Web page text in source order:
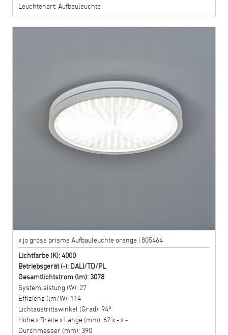
Leuchtenart: Aufbauleuchte
x.jo gross prisma Aufbauleuchte orange | 805464
Lichtfarbe (K): 4000
Betriebsgerät (-): DALI/TD/PL
Gesamtlichtstrom (lm): 3078
Systemleistung (W): 27
Effizienz (lm/W): 114
Lichtaustrittswinkel (Grad): 94°
Höhe x Breite x Länge (mm): 62 x - x -
Durchmesser (mm): 390